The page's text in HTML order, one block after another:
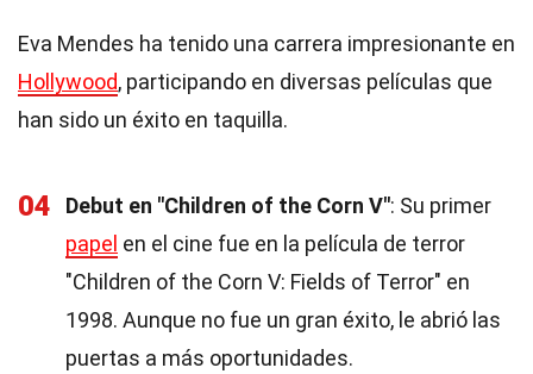
Eva Mendes ha tenido una carrera impresionante en
Hollywood, participando en diversas películas que
han sido un éxito en taquilla.
04 Debut en "Children of the Corn V": Su primer
papel en el cine fue en la película de terror
"Children of the Corn V: Fields of Terror" en
1998. Aunque no fue un gran éxito, le abrió las
puertas a más oportunidades.